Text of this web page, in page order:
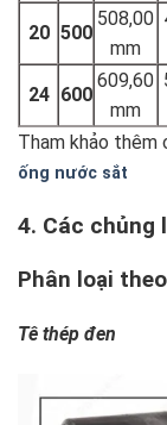
20 500
508,00
mm
24 600
609,60
mm
Tham khảo thêm
ống nước sắt
4. Các chủng
Phân loại
Tê thép đen